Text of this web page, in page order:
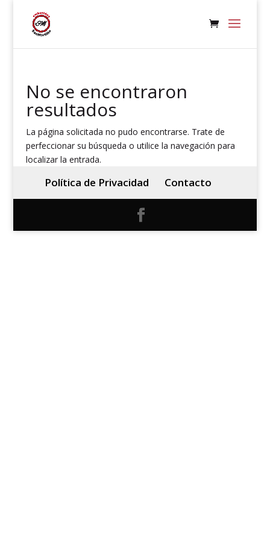
No se encontraron
resultados
La página solicitada no pudo encontrarse. Trate de
perfeccionar su búsqueda o utilice la navegación para
localizar la entrada.
Política de Privacidad Contacto